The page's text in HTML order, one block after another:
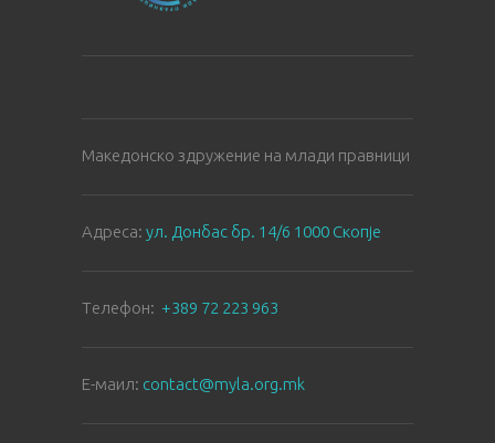
Македонско здружение на млади правници
Aдреса: ул. Донбас бр. 14/6 1000 Скопје
Tелефон: +389 72 223 963
E-маил: contact@myla.org.mk